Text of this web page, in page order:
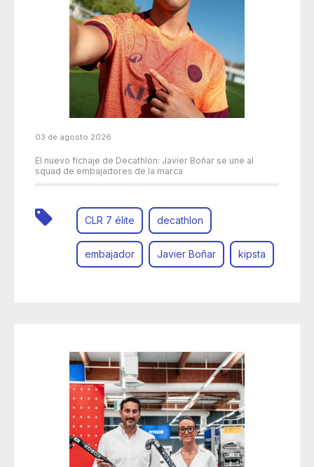
03 de agosto 2026
El nuevo fichaje de Decathlon: Javier Boñar se une al
squad de embajadores de la marca
CLR 7 élite decathlon
embajador Javier Boñar kipsta